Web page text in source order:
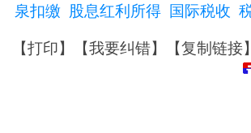
泉扣缴 股息红利所得 国际税收
【打印】【我要纠错】【复制链接